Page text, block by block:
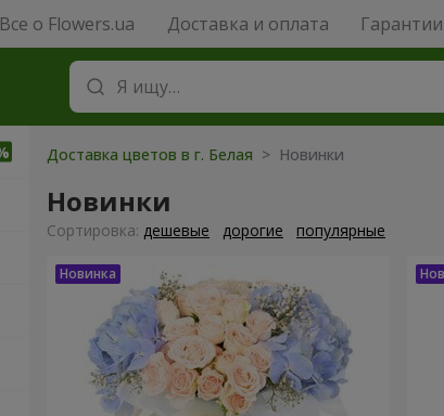
Все о Flowers.ua Доставка и оплата
Доставка цветов в г. Белая > Новинки
Новинки
Cортировка: дешевые дорогие популярные